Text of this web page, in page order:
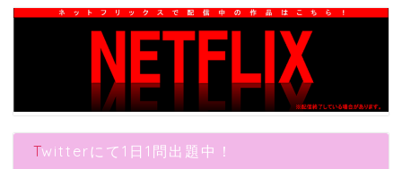
Twitterにて1日1問出題中！